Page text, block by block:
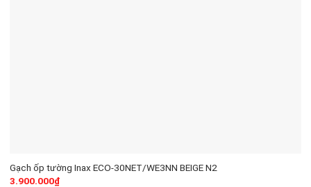
Gạch ốp tường Inax ECO-30NET/WE3NN BEIGE N2
3.900.000₫